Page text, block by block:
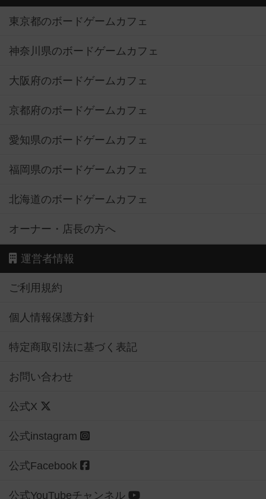
東京都のボードゲームカフェ
神奈川県のボードゲームカフェ
大阪府のボードゲームカフェ
京都府のボードゲームカフェ
愛知県のボードゲームカフェ
福岡県のボードゲームカフェ
北海道のボードゲームカフェ
オーナー・店長の方へ
運営者情報
ご利用規約
個人情報保護方針
特定商取引法に基づく表記
お問い合わせ
公式X
公式instagram
公式Facebook
公式YouTubeチャンネル